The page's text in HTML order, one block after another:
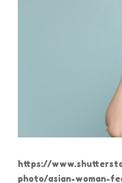
https://
photo/asian-woman-